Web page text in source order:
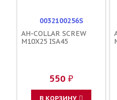
0032100256S
AH-COLLAR SCREW
M10X25 ISA45
550 ₽